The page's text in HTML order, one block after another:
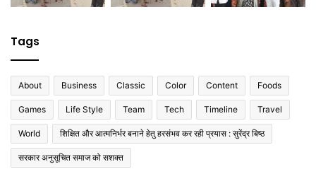
Tags
About Business Classic Color Content Foods
Games Life Style Team Tech Timeline Travel
World शिक्षित और आत्मनिर्भर बनाने हेतु हरसंभव कर रही प्रयास : सुरेंद्र बिष्ठ
सरकार अनुसूचित समाज को सशक्त